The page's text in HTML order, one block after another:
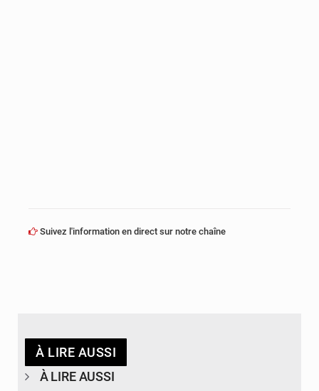
Suivez l'information en direct sur notre chaîne
À LIRE AUSSI
À LIRE AUSSI